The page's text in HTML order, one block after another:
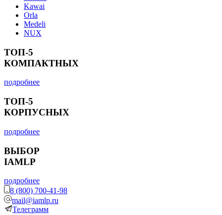
Kawai
Orla
Medeli
NUX
ТОП-5
КОМПАКТНЫХ
подробнее
ТОП-5
КОРПУСНЫХ
подробнее
ВЫБОР
IAMLP
подробнее
8 (800) 700-41-98
mail@iamlp.ru
Телеграмм